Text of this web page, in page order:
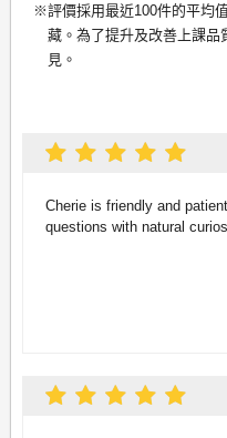
評價採用最近100件的平均
藏。為了提升及改善上課品
見。
Cherie is friendly and
questions with natural